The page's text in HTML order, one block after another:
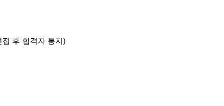
후 합격자 통지)